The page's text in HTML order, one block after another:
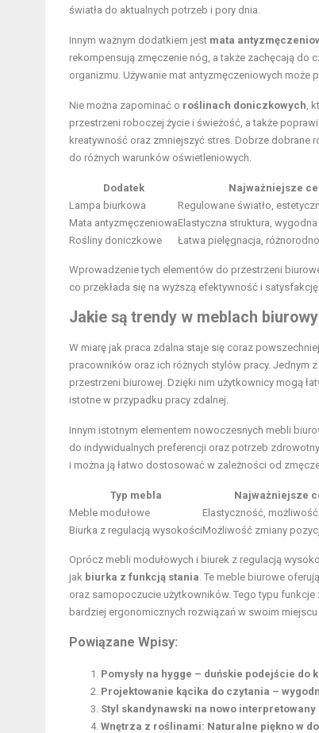
światła do aktualnych potrzeb i pory dnia.
Innym ważnym dodatkiem jest mata
rekompensują zmęczenie nóg, a także zachęcają do
organizmu. Używanie mat antyzmęczeniowych
Nie można zapominać o roślinach doniczkowych,
przestrzeni roboczej życie i świeżość, a także
kreatywność oraz zmniejszyć stres. Dobrze dobrane
do różnych warunków oświetleniowych.
Dodatek Najważniejsze
Lampa biurkowa
Regulowane światło,
Mata antyzmęczeniowaElastyczna struktura,
Rośliny doniczkowe
Łatwa pielęgnacja,
Wprowadzenie tych elementów do przestrzeni
co przekłada się na wyższą efektywność i
Jakie są trendy w meblach
W miarę jak praca zdalna staje się coraz
pracowników oraz ich różnych stylów pracy. Jednym
przestrzeni biurowej. Dzięki nim użytkownicy mogą
istotne w przypadku pracy zdalnej.
Innym istotnym elementem nowoczesnych mebli
do indywidualnych preferencji oraz potrzeb
i można ją łatwo dostosować w zależności od
Typ mebla Najważniejsze
Meble modułowe
Elastyczność,
Biurka z regulacją wysokościMożliwość zmiany
Oprócz mebli modułowych i biurek z regulacją
jak biurka z funkcją stania. Te meble biurowe
oraz samopoczucie użytkowników. Tego typu
bardziej ergonomicznych rozwiązań w swoim miejscu
Powiązane Wpisy:
Pomysły na hygge – duńskie podejście do
Projektowanie kącika do czytania –
Styl skandynawski na nowo
Wnętrza z roślinami: Naturalne piękno w